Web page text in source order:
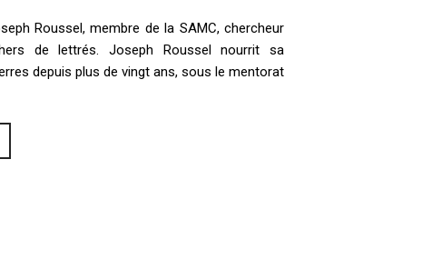
Roussel, membre de la SAMC, chercheur
de lettrés. Joseph Roussel nourrit sa
depuis plus de vingt ans, sous le mentorat